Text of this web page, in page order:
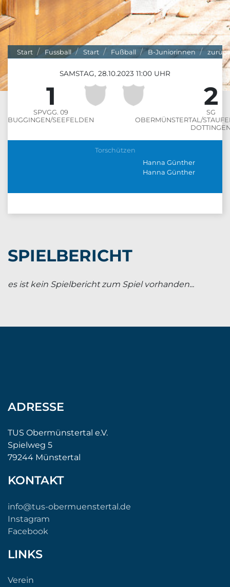
Start Fussball Start Fußball B-Juniorinnen zurück
SAMSTAG, 28.10.2023 11:00 UHR
1
SPVGG. 09
BUGGINGEN/SEEFELDEN
2
SG
OBERMÜNSTERTAL/
Torschützen
Hanna Günther
Hanna Günther
SPIELBERICHT
es ist kein Spielbericht zum Spiel vorhanden...
ADRESSE
TUS Obermünstertal e.V.
Spielweg 5
79244 Münstertal
KONTAKT
info@tus-obermuenstertal.de
Instagram
Facebook
LINKS
Verein